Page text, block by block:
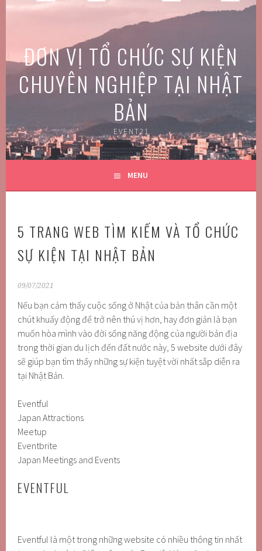
Skip
ĐƠN VỊ TỔ CHỨC SỰ KIỆN
CHUYÊN NGHIỆP TẠI NHẬT
BẢN
EVENT21
MENU
5 TRANG WEB TÌM KIẾM VÀ TỔ CHỨC
SỰ KIỆN TẠI NHẬT BẢN
09/07/2021
Nếu bạn cảm thấy cuộc sống ở Nhật của bản thân cần một
chút khuấy động để trở nên thú vị hơn, hay đơn giản là bạn
muốn hòa mình vào đời sống năng động của người bản địa
trong thời gian du lịch đến đất nước này, 5 website dưới đây
sẽ giúp bạn tìm thấy những sự kiện tuyệt vời nhất sắp diễn ra
tại Nhật Bản.
Eventful
Japan Attractions
Meetup
Eventbrite
Japan Meetings and Events
EVENTFUL
Eventful là một trong những website có nhiều thông tin nhất